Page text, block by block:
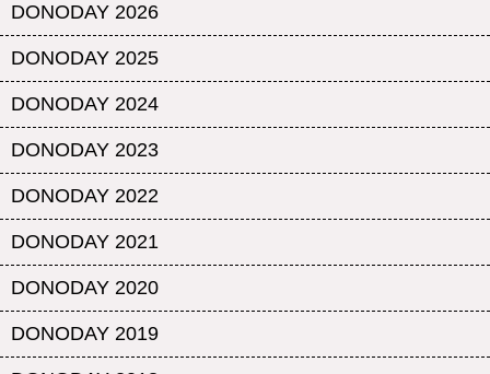
DONODAY 2026
DONODAY 2025
DONODAY 2024
DONODAY 2023
DONODAY 2022
DONODAY 2021
DONODAY 2020
DONODAY 2019